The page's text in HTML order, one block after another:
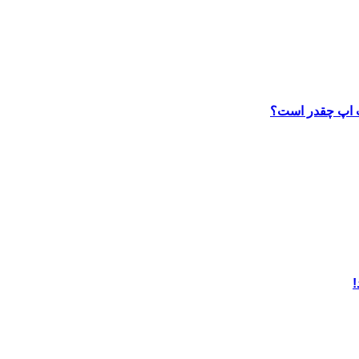
اپ چقدر است؟